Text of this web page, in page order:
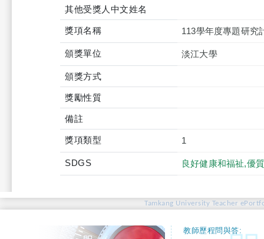
其他受獎人中文姓名
獎項名稱 113學年度專題研究
頒獎單位 淡江大學
頒獎方式
獎勵性質
備註
獎項類型 1
SDGS 良好健康和福祉,優
Tamkang University Teacher
教師歷程問與答: